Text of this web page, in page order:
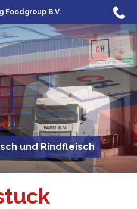
Foodgroup B.V.
und Rindfleisch